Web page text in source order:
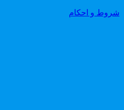
شروط و احكام